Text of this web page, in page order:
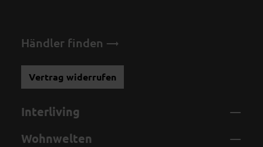
Händler finden
Vertrag widerrufen
Interliving
Wohnwelten